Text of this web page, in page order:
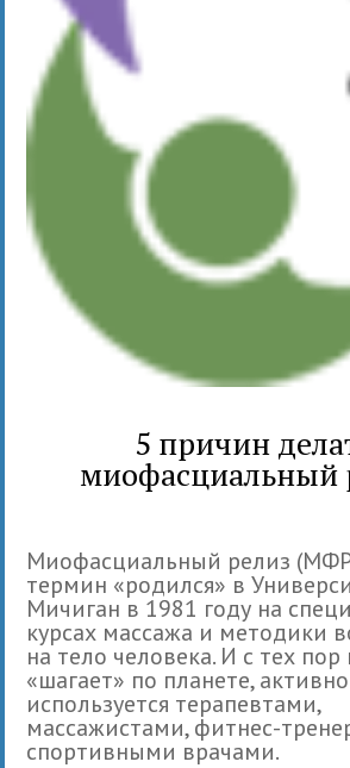
5 причин
миофасциальный
Миофасциальный релиз
термин «родился» в
Мичиган в 1981 году на
курсах массажа и методики
на тело человека. И с тех
«шагает» по планете, активно
используется терапевтами,
массажистами, фитнес-
спортивными врачами.